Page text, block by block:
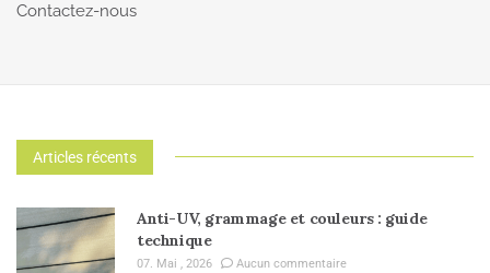
Contactez-nous
Articles récents
Anti-UV, grammage et couleurs : guide
technique
07. Mai , 2026 Aucun commentaire